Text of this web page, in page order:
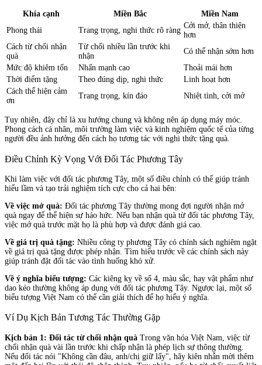
Khía cạnh Miền Bắc
Miền Nam
Phong thái
Trang trọng, nghi thức rõ ràng
Cởi mở, thân thiện
hơn
Cách từ chối nhận
quà
Từ chối nhiều lần trước khi
nhận
Có thể nhận sớm hơn
Mức độ khiêm tốn
Nhấn mạnh cao
Thoải mái hơn
Thời điểm tặng
Theo đúng dịp, nghi thức
Linh hoạt hơn
Cách thể hiện cảm
ơn
Trang trọng, kín đáo Nhiệt tình, cởi mở
Tuy nhiên, đây chỉ là xu hướng chung và không nên áp dụng máy móc.
Phong cách cá nhân, môi trường làm việc và kinh nghiệm quốc tế của từng
người đều ảnh hưởng đến cách họ tương tác với nghi thức tặng quà.
Điều Chỉnh Kỳ Vọng Với Đối Tác Phương Tây
Khi làm việc với đối tác phương Tây, một số điều chỉnh có thể giúp tránh
hiểu lầm và tạo trải nghiệm tích cực cho cả hai bên:
Về việc mở quà: Đối tác phương Tây thường mong đợi người nhận mở
quà ngay để thể hiện sự háo hức. Nếu bạn nhận quà từ đối tác phương Tây,
việc mở quà trước mặt họ là phù hợp và được đánh giá cao.
Về giá trị quà tặng: Nhiều công ty phương Tây có chính sách nghiêm ngặt
về giá trị quà tặng được phép nhận. Tìm hiểu trước về các chính sách này
giúp tránh đặt đối tác vào tình huống khó xử.
Về ý nghĩa biểu tượng: Các kiêng kỵ về số 4, màu sắc, hay vật phẩm như
dao kéo thường không áp dụng với đối tác phương Tây. Ngược lại, một số
biểu tượng Việt Nam có thể cần giải thích để họ hiểu ý nghĩa.
Ví Dụ Kịch Bản Tương Tác Thường Gặp
Kịch bản 1: Đối tác từ chối nhận quà Trong văn hóa Việt Nam, việc từ
chối nhận quà vài lần trước khi chấp nhận là phép lịch sự thông thường.
Nếu đối tác nói "Không cần đâu, anh/chị giữ lấy", hãy kiên nhẫn mời thêm